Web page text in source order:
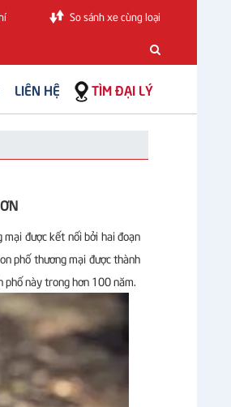
So sánh xe cùng loại
LIÊN HỆ TÌM ĐẠI LÝ
được kết nối bởi hai đoạn
phố thương mại được thành
phố này trong hơn 100 năm.